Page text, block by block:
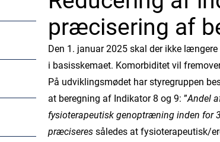
præcisering af
Den 1. januar 2025 skal der ikke
i basisskemaet. Komorbiditet vil
På udviklingsmødet har styregruppen
at beregning af Indikator 8 og 9: ”Andel
fysioterapeutisk genoptræning inden for
præciseressåledes at fysioterapeutisk/